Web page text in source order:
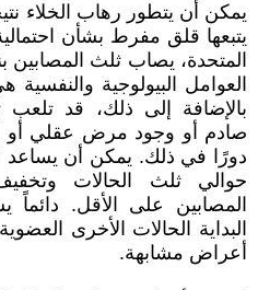
يمكن أن يتطور رهاب الخلاء
يتبعها قلق مفرط بشأن
المتحدة، يصاب ثلث المصابين
العوامل البيولوجية
بالإضافة إلى ذلك، قد
صادم أو وجود مرض عقلي أو
دورًا في ذلك. يمكن أن يساعد
حوالي ثلث الحالات
المصابين على الأقل. دائماً
البداية الحالات الأخرى
أعراض مشابهة.